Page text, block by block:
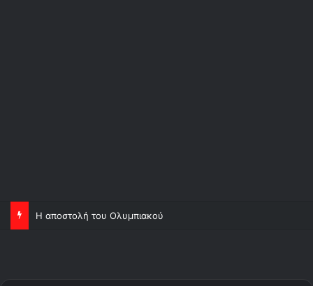
Η αποστολή του Ολυμπιακού